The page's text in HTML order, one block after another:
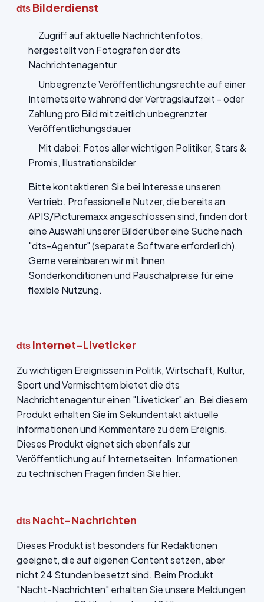
dts Bilderdienst
Zugriff auf aktuelle Nachrichtenfotos,
hergestellt von Fotografen der dts
Nachrichtenagentur
Unbegrenzte Veröffentlichungsrechte auf einer
Internetseite während der Vertragslaufzeit - oder
Zahlung pro Bild mit zeitlich unbegrenzter
Veröffentlichungsdauer
Mit dabei: Fotos aller wichtigen Politiker, Stars &
Promis, Illustrationsbilder
Bitte kontaktieren Sie bei Interesse unseren
Vertrieb. Professionelle Nutzer, die bereits an
APIS/Picturemaxx angeschlossen sind, finden dort
eine Auswahl unserer Bilder über eine Suche nach
"dts-Agentur" (separate Software erforderlich).
Gerne vereinbaren wir mit Ihnen
Sonderkonditionen und Pauschalpreise für eine
flexible Nutzung.
dts Internet-Liveticker
Zu wichtigen Ereignissen in Politik, Wirtschaft, Kultur,
Sport und Vermischtem bietet die dts
Nachrichtenagentur einen "Liveticker" an. Bei diesem
Produkt erhalten Sie im Sekundentakt aktuelle
Informationen und Kommentare zu dem Ereignis.
Dieses Produkt eignet sich ebenfalls zur
Veröffentlichung auf Internetseiten. Informationen
zu technischen Fragen finden Siehier.
dts Nacht-Nachrichten
Dieses Produkt ist besonders für Redaktionen
geeignet, die auf eigenen Content setzen, aber
nicht 24 Stunden besetzt sind. Beim Produkt
"Nacht-Nachrichten" erhalten Sie unsere Meldungen